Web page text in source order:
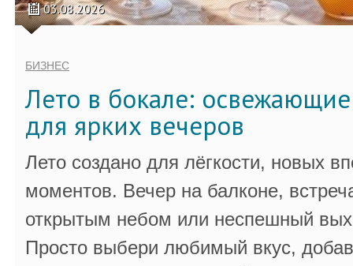
03.08.2026
БИЗНЕС
Лето в бокале:
для ярких вечеров
Лето создано для лёгкости, новых
моментов. Вечер на балконе,
открытым небом или неспешный
Просто выбери любимый вкус,